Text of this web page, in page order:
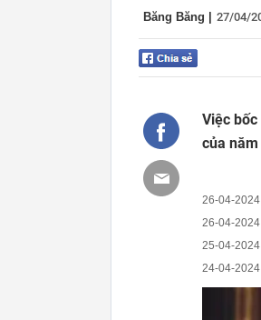
Băng Băng 27/04/
Việc
của
26-04-2024
26-04-2024
25-04-2024
24-04-2024